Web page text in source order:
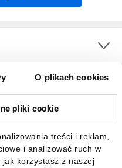
O plikach cookies
pliki cookie
treści i reklam,
i analizować ruch w
korzystasz z naszej